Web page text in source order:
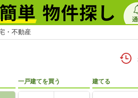
・不動産
一戸建てを買う 建てる